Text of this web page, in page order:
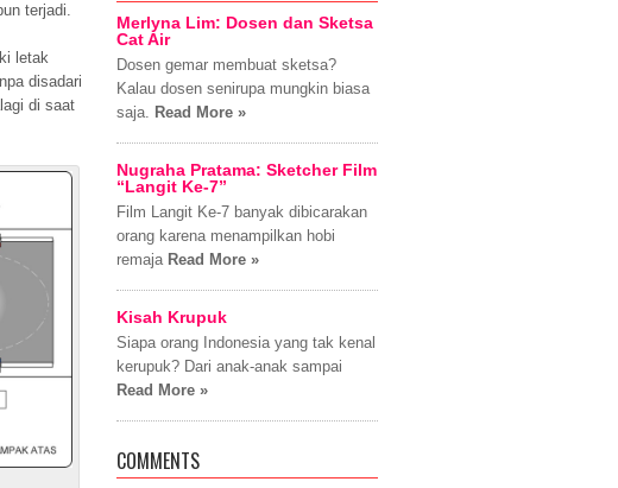
terjadi.
letak
disadari
di saat
Merlyna Lim: Dosen dan Sketsa
Cat Air
Dosen gemar membuat sketsa?
Kalau dosen senirupa mungkin biasa
saja. Read More »
Nugraha Pratama: Sketcher Film
“Langit Ke-7”
Film Langit Ke-7 banyak dibicarakan
orang karena menampilkan hobi
remaja Read More »
Kisah Krupuk
Siapa orang Indonesia yang tak kenal
kerupuk? Dari anak-anak sampai
Read More »
COMMENTS